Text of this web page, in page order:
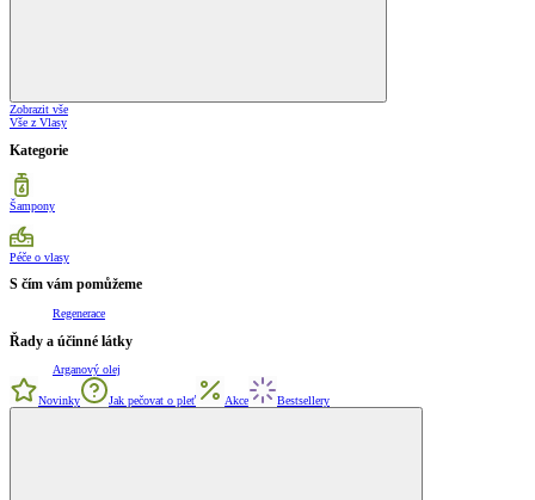
Zobrazit vše
Vše z Vlasy
Kategorie
Šampony
Péče o vlasy
S čím vám pomůžeme
Regenerace
Řady a účinné látky
Arganový olej
Novinky Jak pečovat o pleť Akce Bestsellery